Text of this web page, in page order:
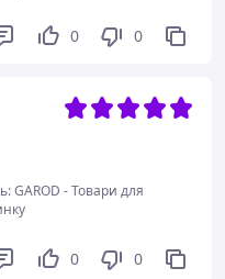
0 0
GAROD - Товари для
0 0